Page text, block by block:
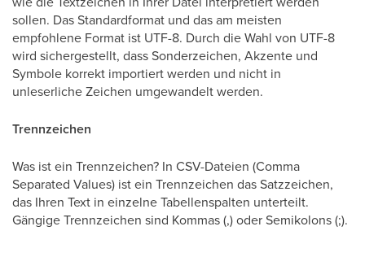
sollen. Das Standardformat und das am meisten
empfohlene Format ist UTF-8. Durch die Wahl von UTF-8
wird sichergestellt, dass Sonderzeichen, Akzente und
Symbole korrekt importiert werden und nicht in
unleserliche Zeichen umgewandelt werden.
Trennzeichen
Was ist ein Trennzeichen? In CSV-Dateien (Comma
Separated Values) ist ein Trennzeichen das Satzzeichen,
das Ihren Text in einzelne Tabellenspalten unterteilt.
Gängige Trennzeichen sind Kommas (,) oder Semikolons (;).